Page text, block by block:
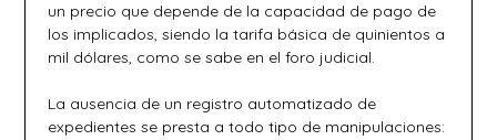
un precio que depende de la capacidad de pago de
los implicados, siendo la tarifa básica de quinientos a
mil dólares, como se sabe en el foro judicial.
La ausencia de un registro automatizado de
expedientes se presta a todo tipo de manipulaciones: